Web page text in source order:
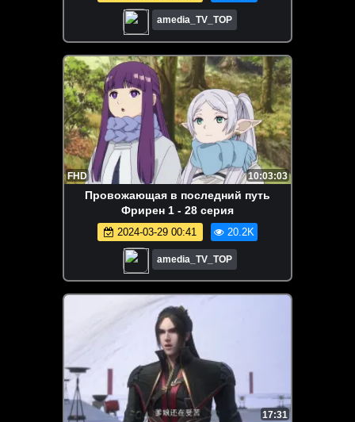
amedia_TV_TOP
FHD 10:03:03
Провожающая в последний путь
Фрирен 1 - 28 серия
2024-03-29 00:41 20.2K
amedia_TV_TOP
17:31